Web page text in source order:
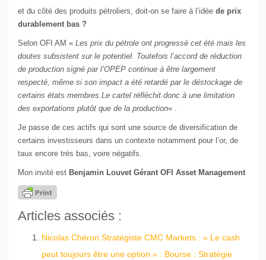
et du côté des produits pétroliers, doit-on se faire à l’idée de prix
durablement bas ?
Selon OFI AM « Les prix du pétrole ont progressé cet été mais les
doutes subsistent sur le potentiel. Toutefois l’accord de réduction
de production signé par l’OPEP continue à être largement
respecté, même si son impact a été retardé par le déstockage de
certains états membres.Le cartel réfléchit donc à une limitation
des exportations plutôt que de la production« .
Je passe de ces actifs qui sont une source de diversification de
certains investisseurs dans un contexte notamment pour l’or, de
taux encore très bas, voire négatifs.
Mon invité est Benjamin Louvet Gérant OFI Asset Management
Articles associés :
Nicolas Chéron Stratégiste CMC Markets : « Le cash
peut toujours être une option » : Bourse : Stratégie